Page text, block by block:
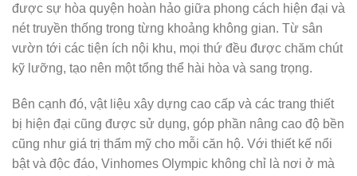
được sự hòa quyện hoàn hảo giữa phong cách hiện đại và
nét truyền thống trong từng khoảng không gian. Từ sân
vườn tới các tiện ích nội khu, mọi thứ đều được chăm chút
kỹ lưỡng, tạo nên một tổng thể hài hòa và sang trọng.
Bên cạnh đó, vật liệu xây dựng cao cấp và các trang thiết
bị hiện đại cũng được sử dụng, góp phần nâng cao độ bền
cũng như giá trị thẩm mỹ cho mỗi căn hộ. Với thiết kế nổi
bật và độc đáo, Vinhomes Olympic không chỉ là nơi ở mà